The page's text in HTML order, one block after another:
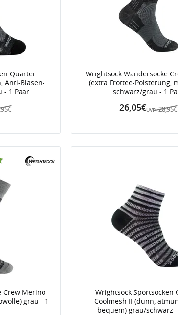
Quarter
Anti-Blasen-
- 1 Paar
Wrightsock Wandersocke
(extra Frottee-Polsterung,
schwarz/grau - 1
UVP: 28,95€
26,05€
Crew Merino
grau - 1
Wrightsock Sportsocken
Coolmesh II (dünn,
bequem) grau/schwarz